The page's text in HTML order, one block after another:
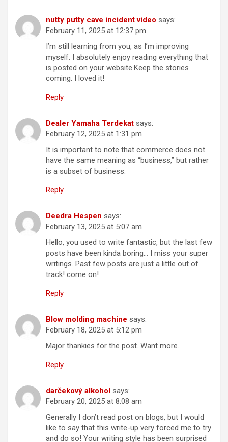
nutty putty cave incident video says:
February 11, 2025 at 12:37 pm
I’m still learning from you, as I’m improving
myself. I absolutely enjoy reading everything that
is posted on your website.Keep the stories
coming. I loved it!
Reply
Dealer Yamaha Terdekat says:
February 12, 2025 at 1:31 pm
It is important to note that commerce does not
have the same meaning as “business,” but rather
is a subset of business.
Reply
Deedra Hespen says:
February 13, 2025 at 5:07 am
Hello, you used to write fantastic, but the last few
posts have been kinda boring… I miss your super
writings. Past few posts are just a little out of
track! come on!
Reply
Blow molding machine says:
February 18, 2025 at 5:12 pm
Major thankies for the post. Want more.
Reply
darčekový alkohol says:
February 20, 2025 at 8:08 am
Generally I don’t read post on blogs, but I would
like to say that this write-up very forced me to try
and do so! Your writing style has been surprised